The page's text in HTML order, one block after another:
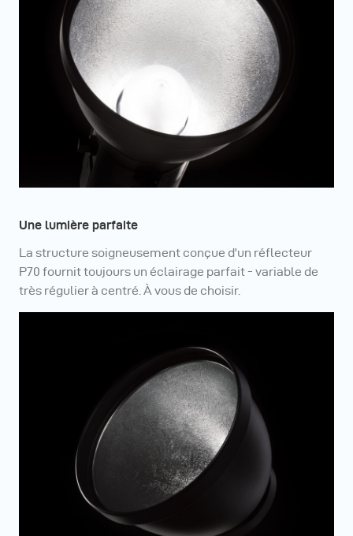
Une lumière parfaite
La structure soigneusement conçue d'un réflecteur
P70 fournit toujours un éclairage parfait - variable de
très régulier à centré. À vous de choisir.